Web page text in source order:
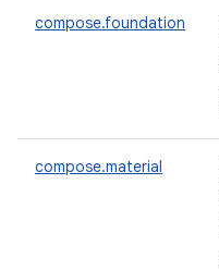
compose.foundation
compose.material